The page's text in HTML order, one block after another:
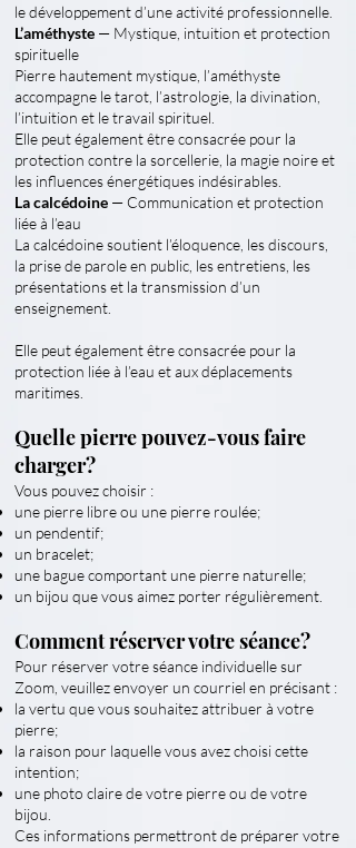
le développement d’une activité professionnelle.
L’améthyste — Mystique, intuition et protection
spirituelle
Pierre hautement mystique, l’améthyste
accompagne le tarot, l’astrologie, la divination,
l’intuition et le travail spirituel.
Elle peut également être consacrée pour la
protection contre la sorcellerie, la magie noire et
les influences énergétiques indésirables.
La calcédoine — Communication et protection
liée à l’eau
La calcédoine soutient l’éloquence, les discours,
la prise de parole en public, les entretiens, les
présentations et la transmission d’un
enseignement.
Elle peut également être consacrée pour la
protection liée à l’eau et aux déplacements
maritimes.
Quelle pierre pouvez-vous faire
charger?
Vous pouvez choisir :
une pierre libre ou une pierre roulée;
un pendentif;
un bracelet;
une bague comportant une pierre naturelle;
un bijou que vous aimez porter régulièrement.
Comment réserver votre séance?
Pour réserver votre séance individuelle sur
Zoom, veuillez envoyer un courriel en précisant :
la vertu que vous souhaitez attribuer à votre
pierre;
la raison pour laquelle vous avez choisi cette
intention;
une photo claire de votre pierre ou de votre
bijou.
Ces informations permettront de préparer votre